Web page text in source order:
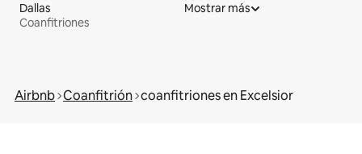
Dallas
Coanfitriones
Mostrar más
Airbnb Coanfitrión coanfitriones en Excelsior